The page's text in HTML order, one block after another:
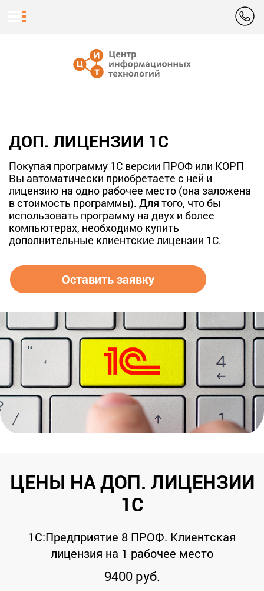
ДОП. ЛИЦЕНЗИИ 1С
Покупая программу 1С версии ПРОФ или КОРП
Вы автоматически приобретаете с ней и
лицензию на одно рабочее место (она заложена
в стоимость программы). Для того, что бы
использовать программу на двух и более
компьютерах, необходимо купить
дополнительные клиентские лицензии 1С.
Оставить заявку
ЦЕНЫ НА ДОП. ЛИЦЕНЗИИ
1С
1С:Предприятие 8 ПРОФ. Клиентская
лицензия на 1 рабочее место
9400 руб.